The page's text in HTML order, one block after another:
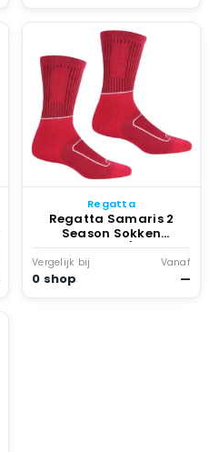
Regatta
Regatta Samaris 2
Season Sokken
Chrypink / Whi
Vergelijk bij
0 shop
Vanaf
—